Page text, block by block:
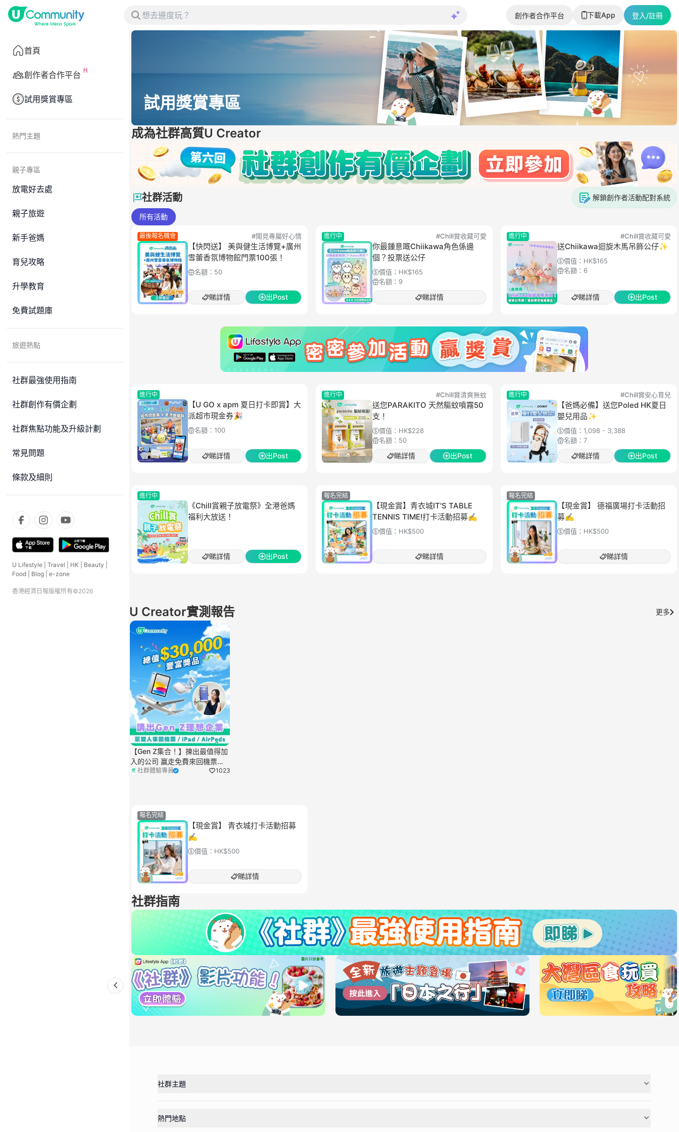
創作者合作平台 下載App 登入/註冊
首頁
創作者合作平台
試用獎賞專區
熱門主題
親子專區
放電好去處
親子旅遊
新手爸媽
育兒攻略
升學教育
免費試題庫
旅遊熱點
社群最強使用指南
社群創作有價企劃
社群焦點功能及升級計劃
常見問題
條款及細則
U Lifestyle Travel HK Beauty
Food
Blog e-zone
香港經濟日報版權所有©2026
試用獎賞專區
成為社群高質U Creator
社群活動 解鎖創作者活動配對系統
所有活動
最後報名機會 #聞見專屬好心情
【快閃送】 美與健生活博覽+廣州
雪蕾香氛博物館門票100張！
名額： 50
睇詳情 出Post
進行中 #Chill賞收藏可愛
你最鍾意嘅Chiikawa角色係邊
個？投票送公仔
價值： HK$165
名額： 9
睇詳情
進行中 #Chill賞收藏可愛
送Chiikawa迴旋木馬吊飾公仔✨
價值： HK$165
名額： 6
睇詳情 出Post
進行中
【U GO x apm 夏日打卡即賞】大
派超市現金券🎉
名額： 100
睇詳情 出Post
進行中 #Chill賞清爽無蚊
送您PARAKITO 天然驅蚊噴霧50
支！
價值： HK$228
名額： 50
睇詳情 出Post
進行中 #Chill賞安心育兒
【爸媽必備】送您Poled HK夏日
嬰兒用品✨
價值： 1,098 - 3,388
名額： 7
睇詳情 出Post
進行中
《Chill賞親子放電祭》全港爸媽
福利大放送！
睇詳情 出Post
報名完結
【現金賞】青衣城IT'S TABLE
TENNIS TIME!打卡活動招募✍
價值： HK$500
睇詳情
報名完結
【現金賞】 德福廣場打卡活動招
募✍
價值： HK$500
睇詳情
U Creator實測報告 更多
【Gen Z集合！】揀出最值得加
入的公司 贏走免費來回機票／
iPad／AirPods 4
社群體驗專員 1023
報名完結
【現金賞】 青衣城打卡活動招募
✍
價值： HK$500
睇詳情
社群指南
Previous slide
社群主題
熱門地點